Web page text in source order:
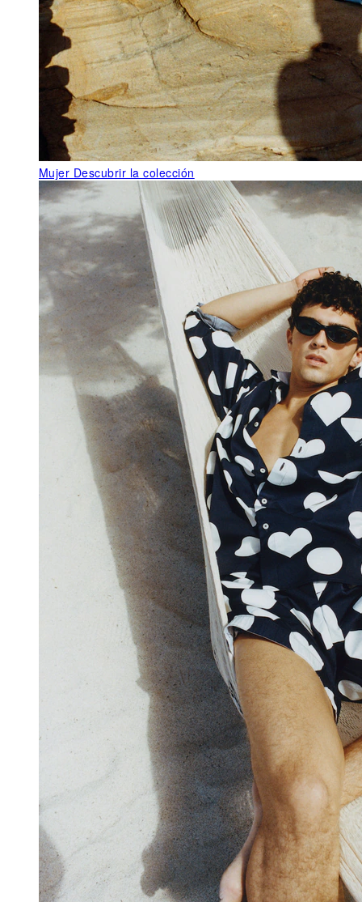
Mujer Descubrir la colección